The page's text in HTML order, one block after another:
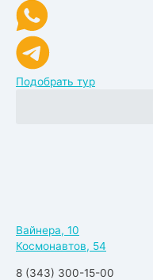
Подобрать тур
Вайнера, 10
Космонавтов, 54
8 (343) 300-15-00